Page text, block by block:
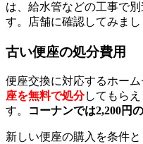
は、給水管などの工事で
す。店舗に確認してみまし
古い便座の処分費用
便座交換に対応するホー
座を無料で処分してもら
す。
コーナンでは2,200円
新しい便座の購入を条件